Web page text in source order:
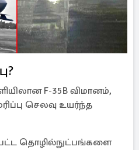
F-35B விமானம்,
செலவு உயர்ந்த
தொழில்நுட்பங்களை